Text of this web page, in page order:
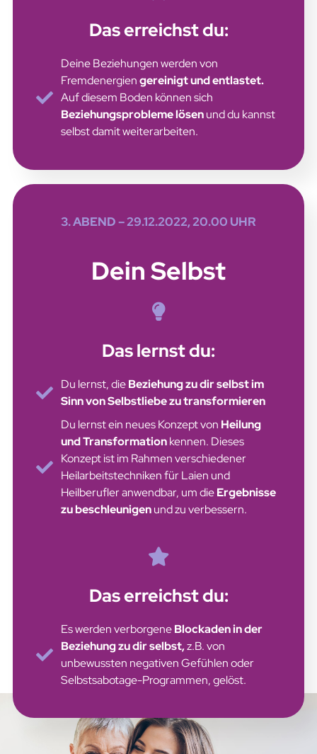
Das erreichst du:
Deine Beziehungen werden von
Fremdenergiengereinigt und entlastet.
Auf diesem Boden können sich
Beziehungsprobleme lösenund du kannst
selbst damit weiterarbeiten.
3. ABEND – 29.12.2022,20.00 UHR
Dein Selbst
Das lernst du:
Du lernst, dieBeziehung zu dir selbst im
Sinn von Selbstliebe zu transformieren
Du lernst ein neues Konzept von Heilung
und Transformationkennen. Dieses
Konzept ist im Rahmen verschiedener
Heilarbeitstechniken für Laien und
Heilberufler anwendbar, um dieErgebnisse
zu beschleunigenund zu verbessern.
Das erreichst du:
Es werden verborgeneBlockaden in der
Beziehung zu dir selbst,z.B. von
unbewussten negativen Gefühlen oder
Selbstsabotage-Programmen, gelöst.